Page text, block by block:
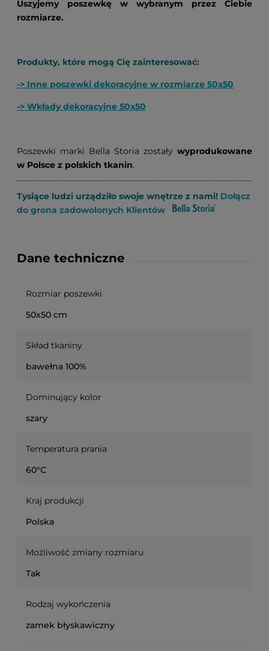
Uszyjemy poszewkę w wybranym przez Ciebie
rozmiarze.
Produkty, które mogą Cię zainteresować:
-> Inne poszewki dekoracyjne w rozmiarze 50x50
-> Wkłady dekoracyjne 50x50
Poszewki marki Bella Storia zostały wyprodukowane
w Polsce z polskich tkanin.
Tysiące ludzi urządziło swoje wnętrze z nami! Dołącz
do grona zadowolonych Klientów
Dane techniczne
Rozmiar poszewki
50x50 cm
Skład tkaniny
bawełna 100%
Dominujący kolor
szary
Temperatura prania
60°C
Kraj produkcji
Polska
Możliwość zmiany rozmiaru
Tak
Rodzaj wykończenia
zamek błyskawiczny